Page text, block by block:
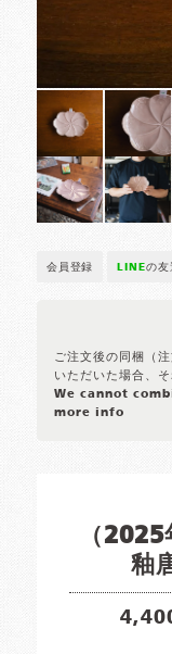
会員登録 LINEの友
ご注文後の同梱（
いただいた場合、
We cannot
more info
（
釉